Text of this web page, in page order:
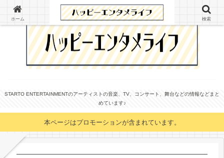
STARTO ENTERTAINMENTのアーティストの音楽、TV、コンサート、舞台などの情報などまと
めています♪
本ページはプロモーションが含まれています。
ホーム 検索